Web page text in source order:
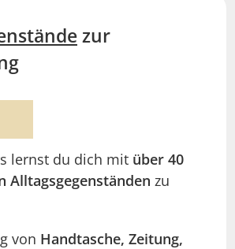
zur
lernst du dich mit über 40
Alltagsgegenständen zu
von Handtasche, Zeitung,